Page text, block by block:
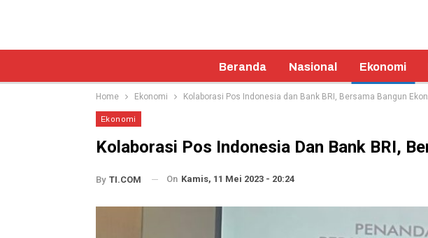
Beranda Nasional Ekonomi
Home Ekonomi Kolaborasi Pos Indonesia dan Bank BRI, Bersama Bangun
Ekonomi
Kolaborasi Pos Indonesia Dan Bank BRI,
By TI.COM On Kamis, 11 Mei 2023 - 20:24